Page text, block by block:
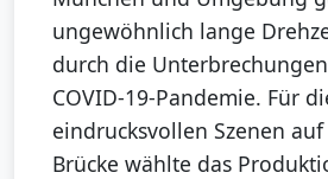
ungewöhnlich lange
durch die
COVID-19-Pandemie. Für
eindrucksvollen Szenen
Brücke wählte das